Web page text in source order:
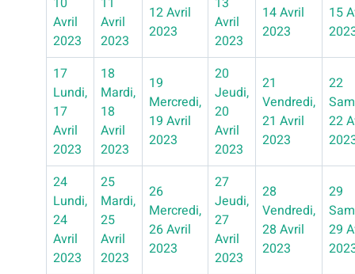
Avril
2023
Avril
2023
12 Avril
2023
Avril
2023
14 Avril
2023
15
17
Lundi,
17
Avril
2023
18
Mardi,
18
Avril
2023
19
Mercredi,
19 Avril
2023
20
Jeudi,
20
Avril
2023
21
Vendredi,
21 Avril
2023
22
22
24
Lundi,
24
Avril
2023
25
Mardi,
25
Avril
2023
26
Mercredi,
26 Avril
2023
27
Jeudi,
27
Avril
2023
28
Vendredi,
28 Avril
2023
29
29